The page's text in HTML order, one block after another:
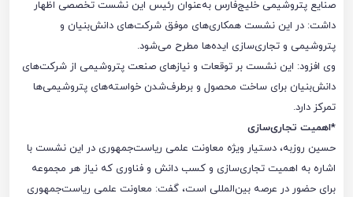
صنایع پتروشیمی خلیج‌فارس به‌عنوان رئیس این نشست تخصصی اظهار
داشت: در این نشست همکاری‌های موفق شرکت‌های دانش‌بنیان و
پتروشیمی و تجاری‌سازی ایده‌ها مطرح می‌شود.
وی افزود: این نشست بر توقعات و نیازهای صنعت پتروشیمی از شرکت‌های
دانش‌بنیان برای ساخت محصول و برطرف‌شدن خواسته‌های پتروشیمی‌ها
تمرکز دارد.
*اهمیت تجاری‌سازی
حسین روزبه، دستیار ویژه معاونت علمی ریاست‌جمهوری در این نشست با
اشاره به اهمیت تجاری‌سازی و کسب دانش و فناوری که نیاز هر مجموعه
برای حضور در عرصه بین‌المللی است، گفت: معاونت علمی ریاست‌جمهوری